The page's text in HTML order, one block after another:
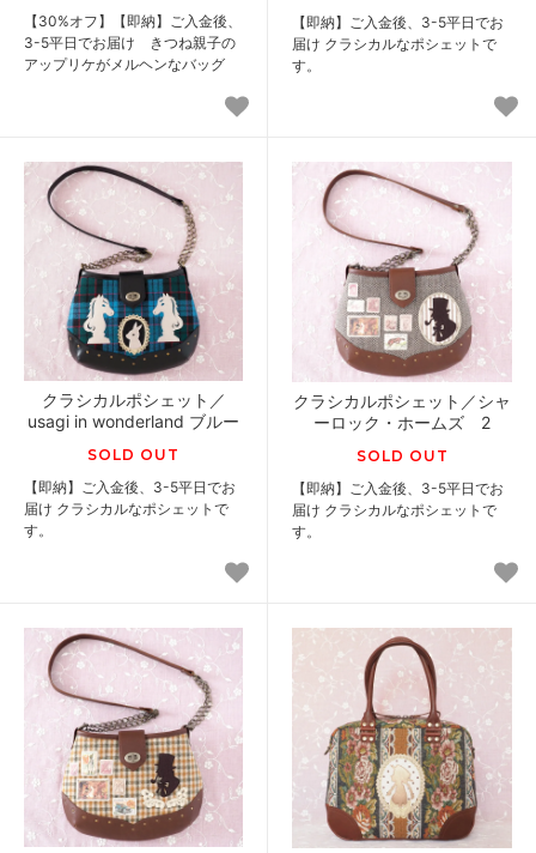
【30%オフ】【即納】ご入金後、
3-5平日でお届け きつね親子の
アップリケがメルヘンなバッグ
【即納】ご入金後、3-5平日でお
届け クラシカルなポシェットで
す。
クラシカルポシェット／
usagi in wonderland ブルー
SOLD OUT
【即納】ご入金後、3-5平日でお
届け クラシカルなポシェットで
す。
クラシカルポシェット／シャ
ーロック・ホームズ 2
SOLD OUT
【即納】ご入金後、3-5平日でお
届け クラシカルなポシェットで
す。